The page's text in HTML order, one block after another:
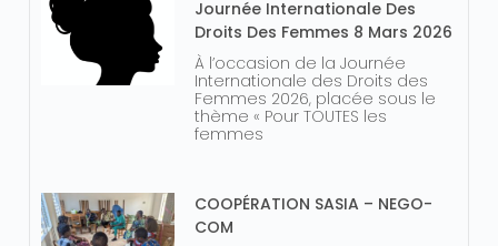
Journée Internationale Des
Droits Des Femmes 8 Mars 2026
À l’occasion de la Journée
Internationale des Droits des
Femmes 2026, placée sous le
thème « Pour TOUTES les
femmes
COOPÉRATION SASIA – NEGO-
COM